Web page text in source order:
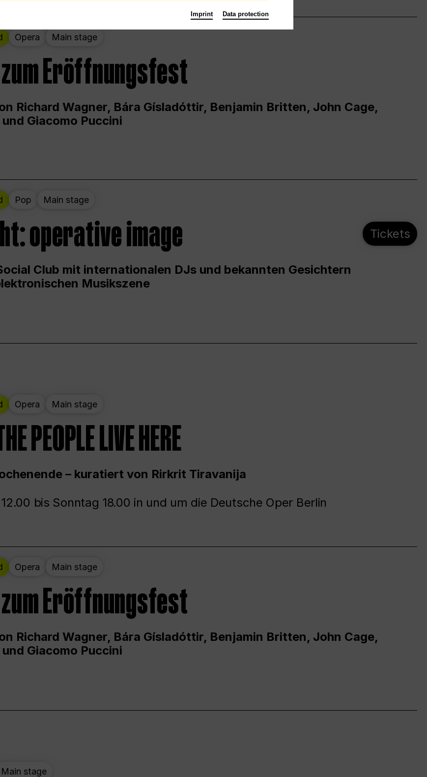
Opera Main stage
Eröffnungsfest
Richard Wagner, Bára Gísladóttir, Benjamin Britten, John Cage,
Giacomo Puccini
Pop Main stage
operative image
Club mit internationalen DJs und bekannten Gesichtern
Musikszene
Tickets
Opera Main stage
PEOPLE LIVE HERE
– kuratiert von Rirkrit Tiravanija
bis Sonntag 18.00 in und um die Deutsche Oper Berlin
Opera Main stage
Eröffnungsfest
Richard Wagner, Bára Gísladóttir, Benjamin Britten, John Cage,
Giacomo Puccini
Main stage
Imprint Data protection